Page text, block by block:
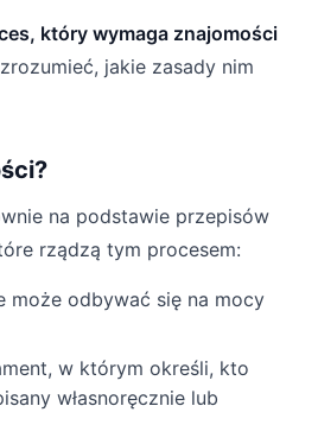
który wymaga znajomości
jakie zasady nim
na podstawie przepisów
rządzą tym procesem:
może odbywać się na mocy
w którym określi, kto
własnoręcznie lub